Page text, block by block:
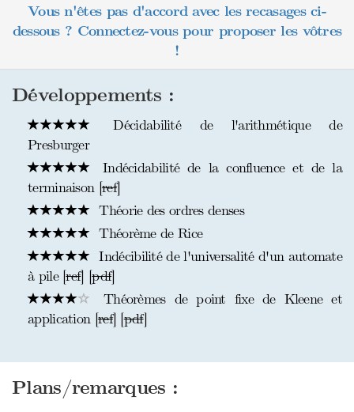
Vous n'êtes pas d'accord avec les recasages ci-
dessous ? Connectez-vous pour proposer les vôtres
!
Développements :
Décidabilité de l'arithmétique de
Presburger
Indécidabilité de la confluence et de la
terminaison [ref]
Théorie des ordres denses
Théorème de Rice
Indécibilité de l'universalité d'un automate
à pile [ref] [pdf]
Théorèmes de point fixe de Kleene et
application [ref] [pdf]
Plans/remarques :